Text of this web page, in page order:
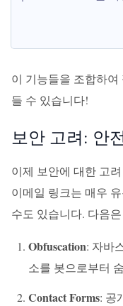
이 기능들을 조합하
들 수 있습니다!
보안 고려: 안
이제 보안에 대한 고
이메일 링크는 매우
수도 있습니다. 다음
Obfuscation: 자바
소를 봇으로부터
Contact Forms: 공